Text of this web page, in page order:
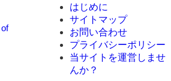
はじめに
サイトマップ
お問い合わせ
プライバシーポリシー
当サイトを運営しませ
んか？